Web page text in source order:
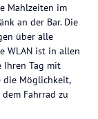
Mahlzeiten im
an der Bar. Die
über alle
WLAN ist in allen
Ihren Tag mit
die Möglichkeit,
Fahrrad zu